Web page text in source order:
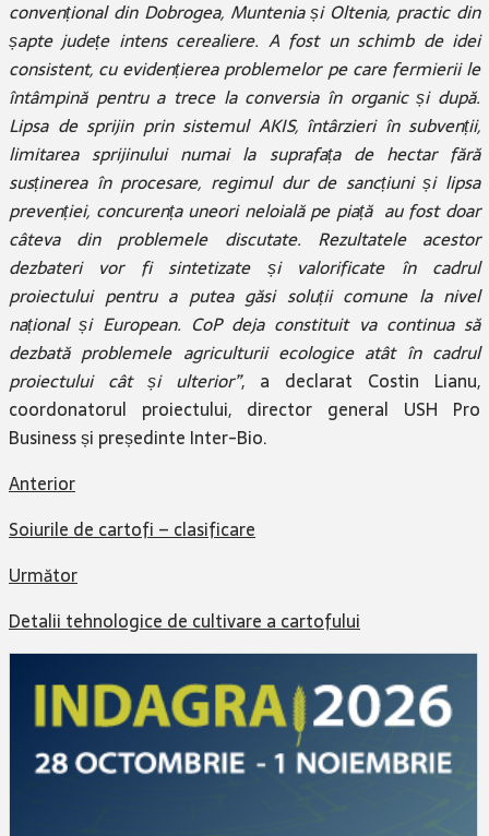
convențional din Dobrogea, Muntenia și Oltenia, practic din
șapte județe intens cerealiere. A fost un schimb de idei
consistent, cu evidențierea problemelor pe care fermierii le
întâmpină pentru a trece la conversia în organic și după.
Lipsa de sprijin prin sistemul AKIS, întârzieri în subvenții,
limitarea sprijinului numai la suprafața de hectar fără
susținerea în procesare, regimul dur de sancțiuni și lipsa
prevenției, concurența uneori neloială pe piață au fost doar
câteva din problemele discutate. Rezultatele acestor
dezbateri vor fi sintetizate și valorificate în cadrul
proiectului pentru a putea găsi soluții comune la nivel
național și European. CoP deja constituit va continua să
dezbată problemele agriculturii ecologice atât în cadrul
proiectului cât și ulterior”, a declarat Costin Lianu,
coordonatorul proiectului, director general USH Pro
Business și președinte Inter-Bio.
Anterior
Soiurile de cartofi – clasificare
Următor
Detalii tehnologice de cultivare a cartofului